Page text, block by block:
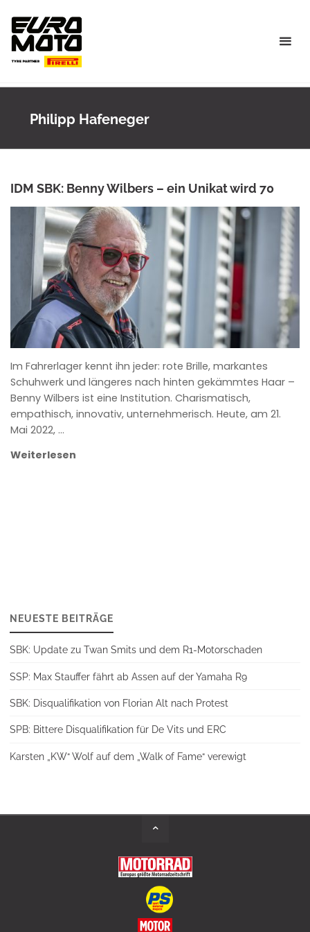
content
Philipp Hafeneger
IDM SBK: Benny Wilbers – ein Unikat wird 70
ANKE WIECZOREK
Im Fahrerlager kennt ihn jeder: rote Brille, markantes
Schuhwerk und längeres nach hinten gekämmtes Haar –
Benny Wilbers ist eine Institution. Charismatisch,
empathisch, innovativ, unternehmerisch. Heute, am 21.
Mai 2022, …
Weiterlesen
NEUESTE BEITRÄGE
SBK: Update zu Twan Smits und dem R1-Motorschaden
SSP: Max Stauffer fährt ab Assen auf der Yamaha R9
SBK: Disqualifikation von Florian Alt nach Protest
SPB: Bittere Disqualifikation für De Vits und ERC
Karsten „KW“ Wolf auf dem „Walk of Fame“ verewigt
Back